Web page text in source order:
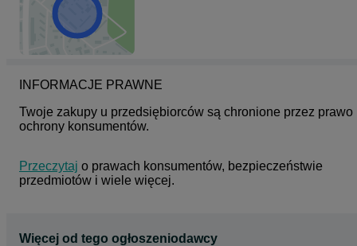
INFORMACJE PRAWNE
Twoje zakupy u przedsiębiorców są chronione przez prawo
ochrony konsumentów.
Przeczytaj o prawach konsumentów, bezpieczeństwie
przedmiotów i wiele więcej.
Więcej od tego ogłoszeniodawcy